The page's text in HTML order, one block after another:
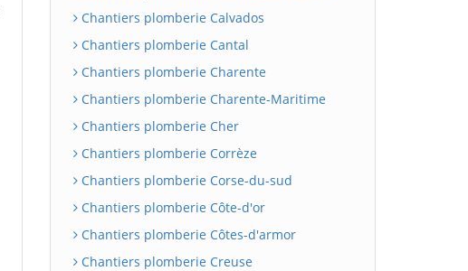
Chantiers plomberie Calvados
Chantiers plomberie Cantal
Chantiers plomberie Charente
Chantiers plomberie Charente-Maritime
Chantiers plomberie Cher
Chantiers plomberie Corrèze
Chantiers plomberie Corse-du-sud
Chantiers plomberie Côte-d'or
Chantiers plomberie Côtes-d'armor
Chantiers plomberie Creuse